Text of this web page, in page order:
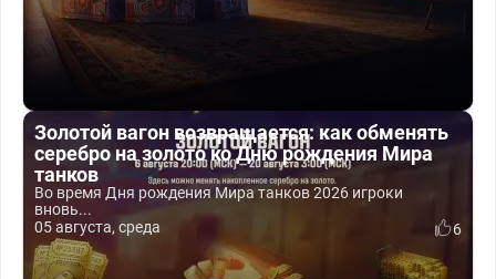
Золотой вагон возвращается: как обменять
серебро на золото ко Дню рождения Мира
танков
Во время Дня рождения Мира танков 2026 игроки
вновь...
05 августа, среда
6